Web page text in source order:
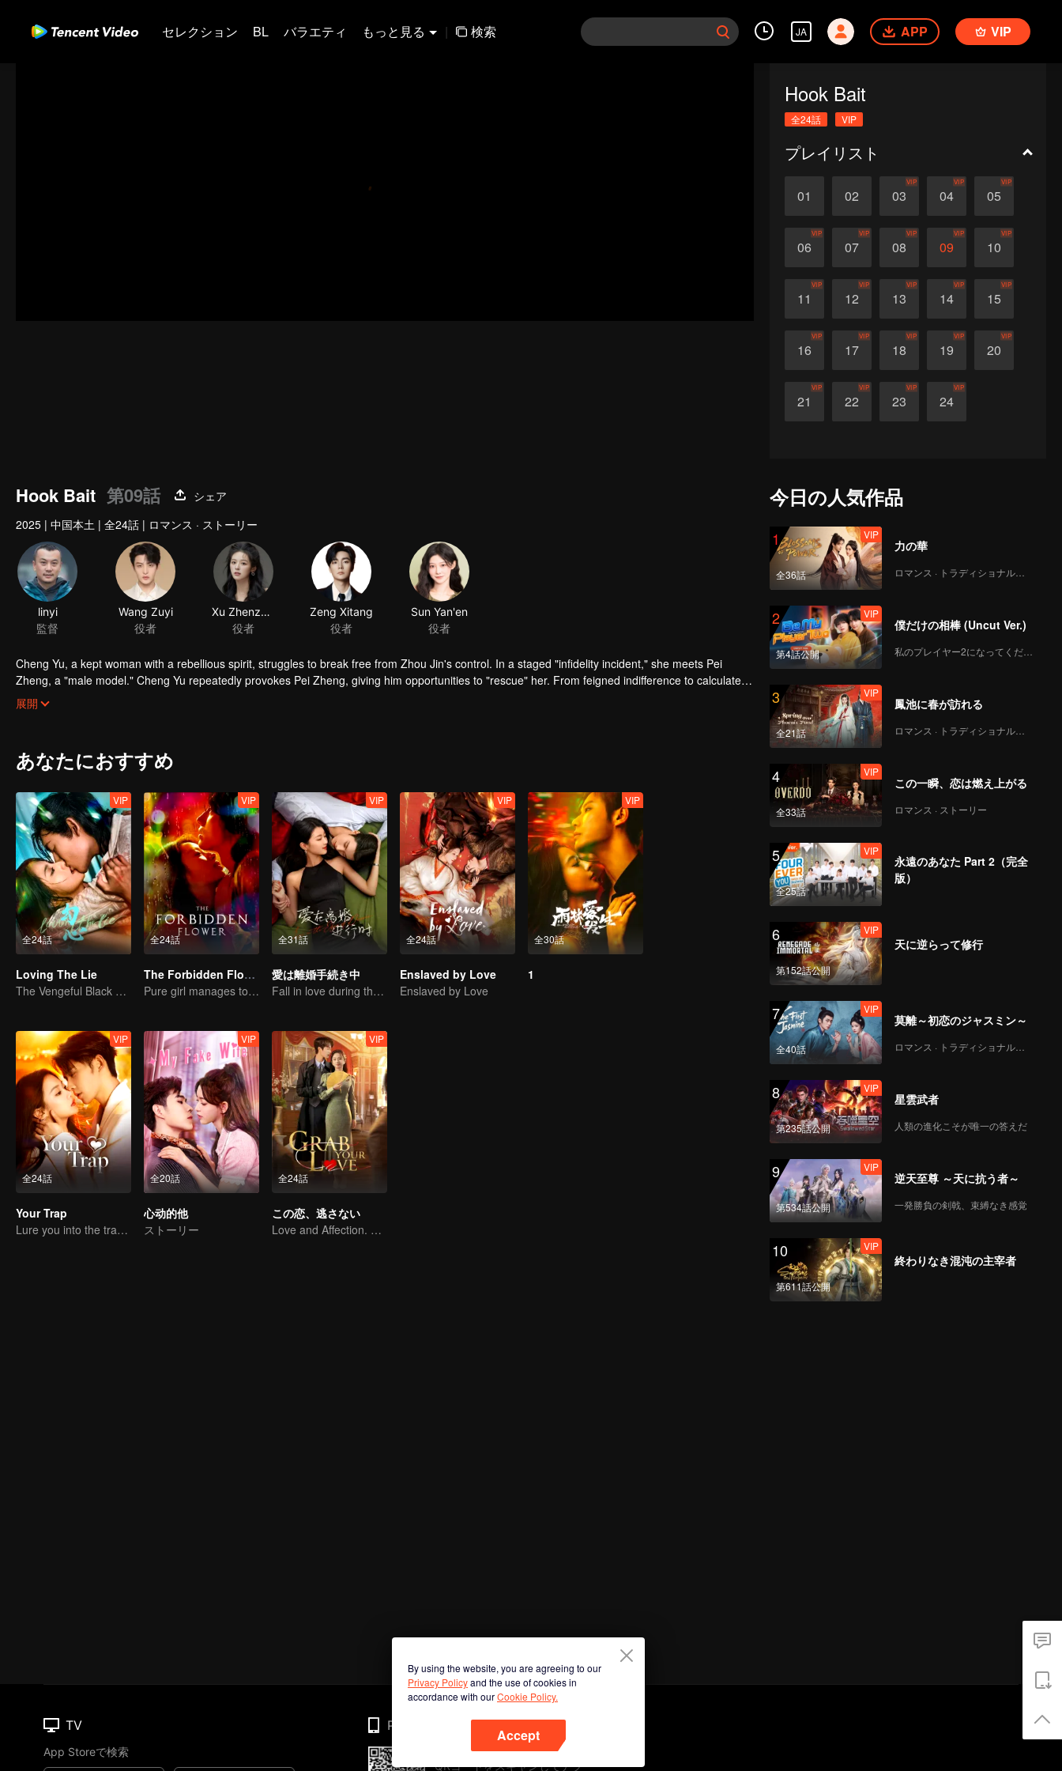
セレクション BL バラエティ もっと見る | 検索 JA APP VIP
Hook Bait
全24話 VIP
プレイリスト
01 02 03
VIP
04
VIP
05
VIP
06
VIP
07
VIP
08
VIP
09
VIP
10
VIP
11
VIP
12
VIP
13
VIP
14
VIP
15
VIP
16
VIP
17
VIP
18
VIP
19
VIP
20
VIP
21
VIP
22
VIP
23
VIP
24
VIP
Hook Bait 第09話
シェア
2025 | 中国本土 | 全24話 | ロマンス · ストーリー
linyi
監督
Wang Zuyi
役者
Xu Zhenzhen
役者
Zeng Xitang
役者
Sun Yan'en
役者
Cheng Yu, a kept woman with a rebellious spirit, struggles to break free from Zhou Jin's control. In a staged "infidelity incident," she meets Pei
Zheng, a "male model." Cheng Yu repeatedly provokes Pei Zheng, giving him opportunities to "rescue" her. From feigned indifference to calculated
advances, the two initially use each other but gradually develop genuine feelings.
展開
あなたにおすすめ
全24話
VIP
Loving The Lie
The Vengeful Black Lotus Falls for the Rogue Young Master
全24話
VIP
The Forbidden Flower
Pure girl manages to move the handsome boy
全31話
VIP
愛は離婚手続き中
Fall in love during the divorce
全24話
VIP
Enslaved by Love
Enslaved by Love
全30話
VIP
1
全24話
VIP
Your Trap
Lure you into the trap with love as bait
全20話
VIP
心动的他
ストーリー
全24話
VIP
この恋、逃さない
Love and Affection. All is Well.
今日の人気作品
1
全36話
VIP
力の華
ロマンス · トラディショナル・コスチューム
2
第4話公開
VIP
僕だけの相棒 (Uncut Ver.)
私のプレイヤー2になってください
3
全21話
VIP
鳳池に春が訪れる
ロマンス · トラディショナル・コスチューム
4
全33話
VIP
この一瞬、恋は燃え上がる
ロマンス · ストーリー
5
全25話
VIP
永遠のあなた Part 2（完全
版）
6
第152話公開
VIP
天に逆らって修行
7
全40話
VIP
莫離～初恋のジャスミン～
ロマンス · トラディショナル・コスチューム
8
第235話公開
VIP
星雲武者
人類の進化こそが唯一の答えだ
9
第534話公開
VIP
逆天至尊 ～天に抗う者～
一発勝負の剣戟、束縛なき感覚
10
第611話公開
VIP
終わりなき混沌の主宰者
By using the website, you are agreeing to our
Privacy Policyand the use of cookies in
accordance with ourCookie Policy.
Accept
TV
App Storeで検索
Phone
QRコードをスキャンしてアプ